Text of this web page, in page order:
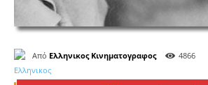
Από Ελληνικος Κινηματογραφος 4866